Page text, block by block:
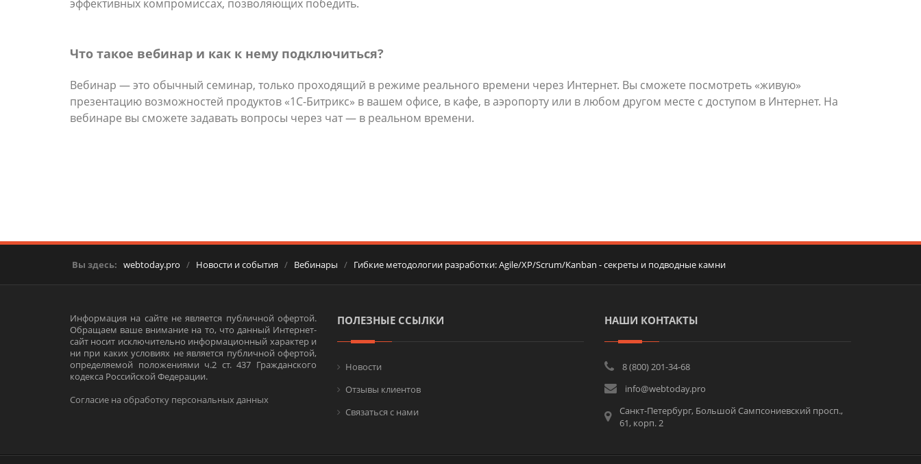
эффективных компромиссах, позволяющих победить.
Что такое вебинар и как к нему подключиться?
Вебинар — это обычный семинар, только проходящий в режиме реального времени через Интернет. Вы сможете посмотреть «живую»
презентацию возможностей продуктов «1С-Битрикс» в вашем офисе, в кафе, в аэропорту или в любом другом месте с доступом в Интернет. На
вебинаре вы сможете задавать вопросы через чат — в реальном времени.
Вы здесь: webtoday.pro / Новости и события / Вебинары / Гибкие методологии разработки: Agile/XP/Scrum/Kanban - секреты и подводные камни
Информация на сайте не является публичной офертой.
Обращаем ваше внимание на то, что данный Интернет-
сайт носит исключительно информационный характер и
ни при каких условиях не является публичной офертой,
определяемой положениями ч.2 ст. 437 Гражданского
кодекса Российской Федерации.
Согласие на обработку персональных данных
ПОЛЕЗНЫЕ ССЫЛКИ
Новости
Отзывы клиентов
Связаться с нами
НАШИ КОНТАКТЫ
8 (800) 201-34-68
info@webtoday.pro
Санкт-Петербург, Большой Сампсониевский просп.,
61, корп. 2